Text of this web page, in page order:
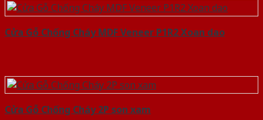
Cửa Gỗ Chống Cháy MDF Veneer P1R2 Xoan dao
Cửa Gỗ Chống Cháy 2P son xam